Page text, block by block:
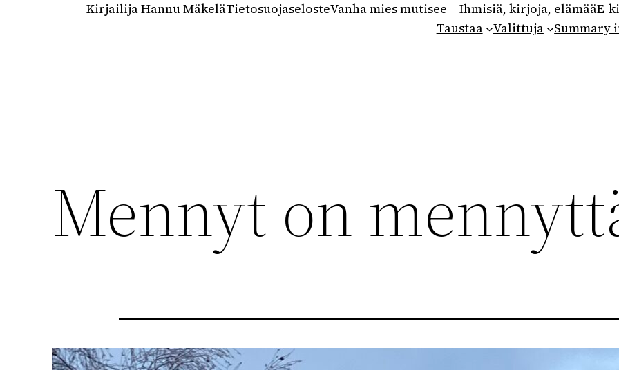
Kirjailija Hannu MäkeläTietosuojaselosteVanha mies mutisee – Ihmisiä, kirjoja, elämääE-
Taustaa
Valittuja Summary
Mennyt on